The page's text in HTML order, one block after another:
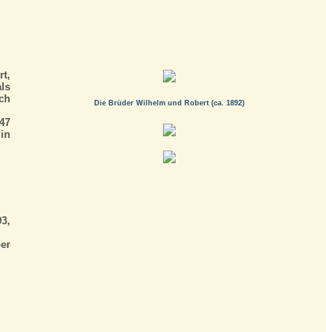
Die Brüder Wilhelm und Robert (ca. 1892)